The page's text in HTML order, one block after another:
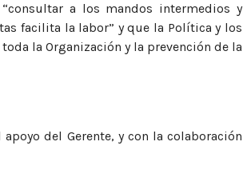
a los mandos intermedios y
facilita la labor” y que la Política y los
la Organización y la prevención de la
del Gerente, y con la colaboración